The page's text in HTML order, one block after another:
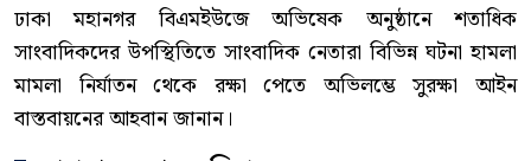
ঢাকা মহানগর বিএমইউজে অভিষেক অনুষ্ঠানে শতাধিক
সাংবাদিকদের উপস্থিতিতে সাংবাদিক নেতারা বিভিন্ন ঘটনা হামলা
মামলা নির্যাতন থেকে রক্ষা পেতে অভিলম্ভে সুরক্ষা আইন
বাস্তবায়নের আহবান জানান।